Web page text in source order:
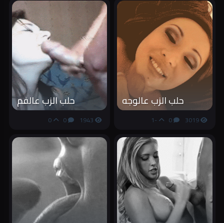
حلب الزب عالوجه
3019
0
-1
حلب الزب عالفم
0
0